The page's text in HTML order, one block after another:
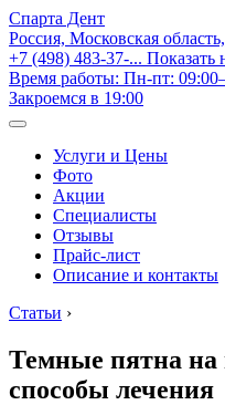
Спарта Дент
Россия, Московская
+7 (498) 483-37-... Показать
Время работы: Пн-пт:
Закроемся в 19:00
Услуги и Цены
Фото
Акции
Специалисты
Отзывы
Прайс-лист
Описание и контакты
Статьи ›
Темные пятна
способы лечения